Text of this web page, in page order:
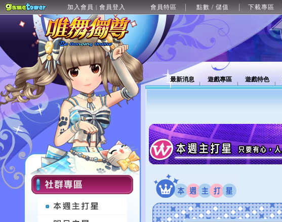
加入會員 | 會員登入 會員特區 點數 / 儲值 下載專區
最新消息 遊戲專區 遊戲特色